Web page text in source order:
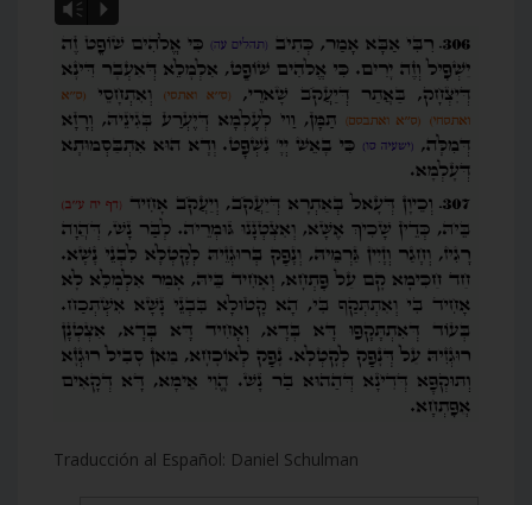
Vm P
Traducción al Español: Daniel Schulman